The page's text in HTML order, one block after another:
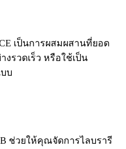
เป็นการผสมผสานที่ยอด
งรวดเร็ว หรือใช้เป็น
บ
ช่วยให้คุณจัดการไลบรารี